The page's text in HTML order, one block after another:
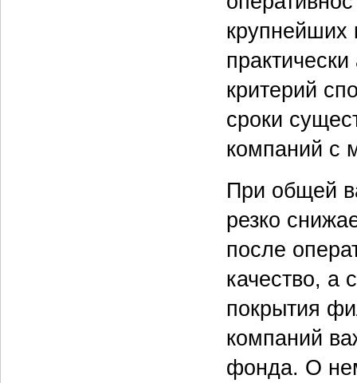
крупнейших
критерий
сроки
компаний с
При общей
резко
после
качество, а
покрытия
компаний
фонда. О